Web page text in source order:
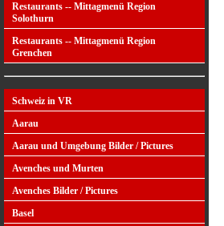
Restaurants -- Mittagmenü Region
Solothurn
Restaurants -- Mittagmenü Region
Grenchen
Schweiz in VR
Aarau
Aarau und Umgebung Bilder / Pictures
Avenches und Murten
Avenches Bilder / Pictures
Basel